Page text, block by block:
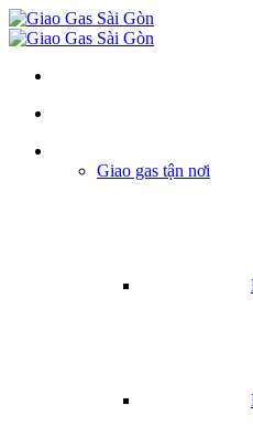
Giao gas tận nơi